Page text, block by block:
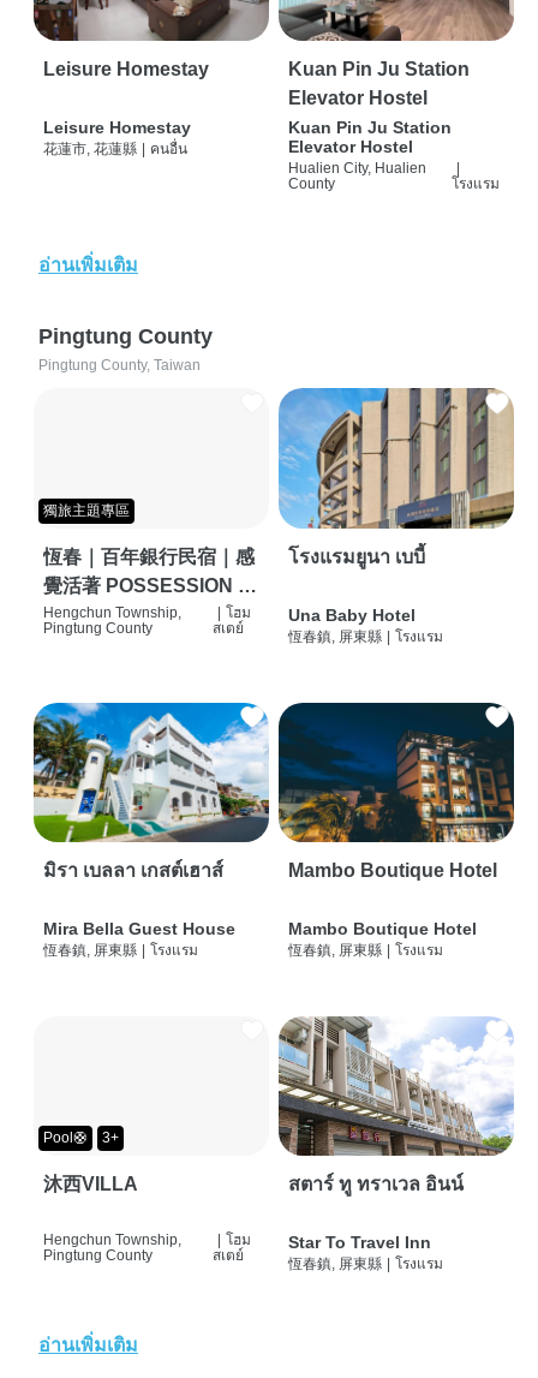
Leisure Homestay
Leisure Homestay
花蓮市, 花蓮縣 คนอื่น
Kuan Pin Ju Station
Elevator Hostel
Kuan Pin Ju Station
Elevator Hostel
Hualien City, Hualien
County
โรงแรม
อ่านเพิ่มเติม
Pingtung County
Pingtung County, Taiwan
獨旅主題專區
恆春｜百年銀行民宿｜感
覺活著 POSSESSION |
背包客棧 | 恆春必住特色
Hengchun Township,
Pingtung County
| โฮม
สเตย์
โรงแรมยูนา เบบี้
Una Baby Hotel
恆春鎮, 屏東縣 | โรงแรม
มิรา เบลลา เกสต์เฮาส์
Mira Bella Guest House
恆春鎮, 屏東縣 | โรงแรม
Mambo Boutique Hotel
Mambo Boutique Hotel
恆春鎮, 屏東縣 | โรงแรม
Pool🛟 3+
沐西VILLA
Hengchun Township,
Pingtung County
| โฮม
สเตย์
สตาร์ ทู ทราเวล อินน์
Star To Travel Inn
恆春鎮, 屏東縣 | โรงแรม
อ่านเพิ่มเติม